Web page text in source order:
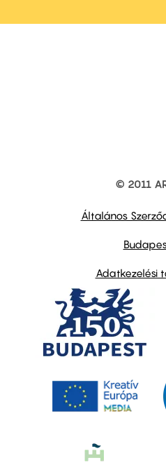
© 2011
Általános
Adatkezelési